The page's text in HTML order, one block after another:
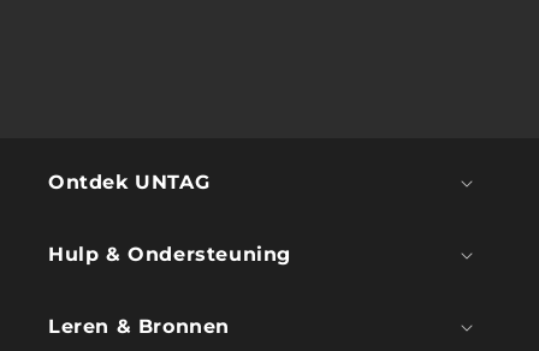
Ontdek UNTAG
Hulp & Ondersteuning
Leren & Bronnen